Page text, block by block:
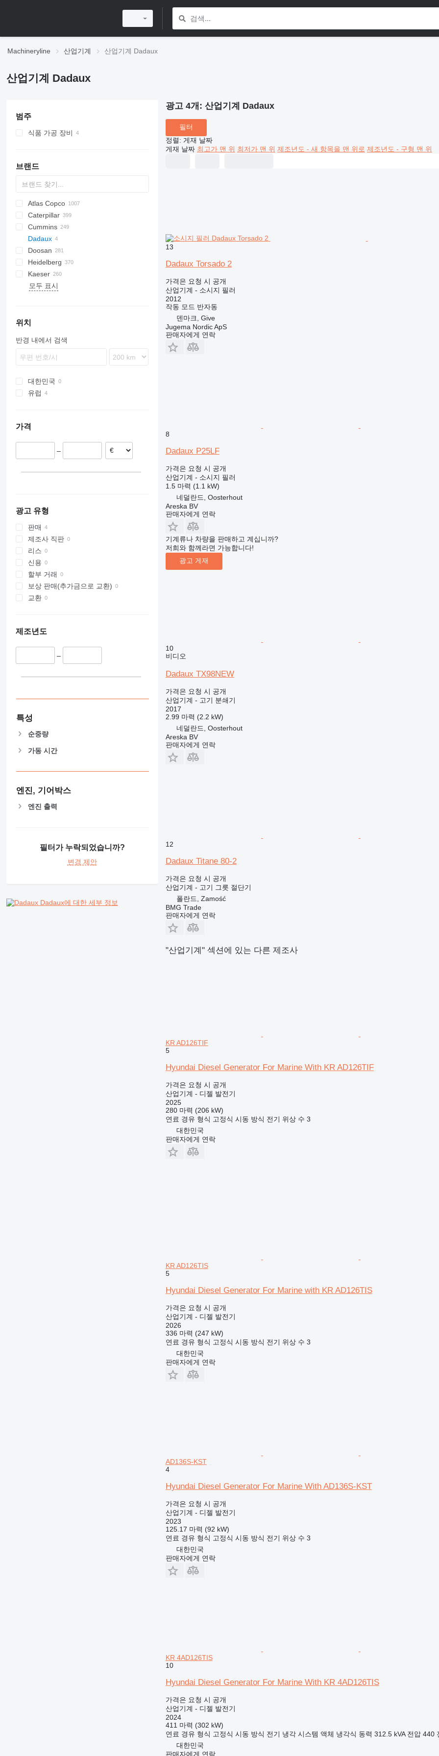
Machineryline 산업기계 산업기계 Dadaux
산업기계 Dadaux
범주
식품 가공 장비
고기 그릇 절단기
브랜드
PDS
APD
AB
Ensis
Pega
VZ
AG3
Atlas Copco
DrillAir
E-Air
GA
LT
QAS
QAX
QEP
XAS
XATS
XAVS
XRHS
XRVS
QAS
W series
XAS
PDP
E-series
G-series
KG
B-series
BM
BW
GFS
VT
Rover
Skipper
PA
Airpure
Britecpure
BySprint Fiber
CK
SR
Caterpillar
120
160
315
320
330
365
G-series
GC
M-series
V-series
CPS
DZ
FZ
Berlingo
Jumper
C-series
DLT
DS
H-series
Cummins
C-series
KTA
CMX
CTX
Dadaux
DMC
DMU
FP
KF
SC
DCA
BF
D-series
F2L912
D-series
S-series
SP
W-series
Doosan
B-series
G-series
AK
DW
DZ
DC
LHF
ORIGO
SJ
TF
VF
VSC
TF
ESE
EZG
SureColor
LBM
P-series
700-series
Concept
FDT
Transit
HB
F-Line
EM
MCM
CTF
V20
VB
DPAS
DPS
DVR
LT
PLD
AKF
ZS
RH
SE
SL
FS
EC
SL
ST
HSLX
TS
Citymaster
VB
VF
103 LO
103 SP
107-20
Heidelberg
GTO
GTP
SM
Stahlfolder
Suprasetter
C-series
U-series
HFW
HYW
A-series
FXS
TS
Kal
Profi
EB
EU
AC
AFC
MC
PJ
SPF
ST
StitchLiner
HKN
VMX
FS
TS
H-series
i-Series
PW
G-series
P-series
1600
550
8010
FC
HF
KR
Kaeser
AS
SM
KKS
KK
Minarc
ZSW
Crambo
KR
D-series
FW
ES
B-series
500
E-series
DTS
LE
K-series
Shark
Junior
MH 400 P
MT
RB
HQR
VTC
Variaxis
Sprinter
LBV
UCP
Big Blue
D-series
Crysta-Apex
Aero
KNC 5 1500
CL
GE
LT
MD
Citoborma
NV
LB
GEH
V-series
OPTImill
S2R
1100 Series
Expert
CH4000
GF
FCA
ES
SM3
AMT
Kangoo
GF2
535
MDVN
SR
Olimpic
J-series
W-series
D-series
Professional
T-10
SSDP
TS
F-series
38K
900
CookieMAK
TW
820
Surfacer
RL
Deco
T-Series
VB
Proace
TNK
X-BOX
X-SOLAR
T 23F
TruLaser
T600
TL
TSC
BFT 90/3
Caddy
840
HK
Compact
G-series
LTN
DF
Hydromat
EBO 68
MZA
W-series
Quickbinder
Versant
LPG
모두 표시
위치
반경 내에서 검색
대한민국
유럽
가격
–
광고 유형
판매
제조사 직판
리스
신용
할부 거래
보상 판매(추가금으로 교환)
교환
제조년도
–
특성
순중량
가동 시간
엔진, 기어박스
엔진 출력
필터가 누락되었습니까?
변경 제안
Dadaux에 대한 세부 정보
광고 4개: 산업기계 Dadaux
필터
정렬: 게재 날짜
게재 날짜 최고가 맨 위 최저가 맨 위 제조년도 - 새 항목을 맨 위로 제조년도 - 구형 맨 위
13
Dadaux Torsado 2
가격은 요청 시 공개
산업기계 - 소시지 필러
2012
작동 모드 반자동
덴마크, Give
Jugema Nordic ApS
판매자에게 연락
8
Dadaux P25LF
가격은 요청 시 공개
산업기계 - 소시지 필러
1.5 마력 (1.1 kW)
네덜란드, Oosterhout
Areska BV
판매자에게 연락
기계류나 차량을 판매하고 계십니까?
저희와 함께라면 가능합니다!
광고 게재
10
비디오
Dadaux TX98NEW
가격은 요청 시 공개
산업기계 - 고기 분쇄기
2017
2.99 마력 (2.2 kW)
네덜란드, Oosterhout
Areska BV
판매자에게 연락
12
Dadaux Titane 80-2
가격은 요청 시 공개
산업기계 - 고기 그릇 절단기
폴란드, Zamość
BMG Trade
판매자에게 연락
"산업기계" 섹션에 있는 다른 제조사
KR AD126TIF
5
Hyundai Diesel Generator For Marine With KR AD126TIF
가격은 요청 시 공개
산업기계 - 디젤 발전기
2025
280 마력 (206 kW)
연료 경유 형식 고정식 시동 방식 전기 위상 수 3
대한민국
판매자에게 연락
KR AD126TIS
5
Hyundai Diesel Generator For Marine with KR AD126TIS
가격은 요청 시 공개
산업기계 - 디젤 발전기
2026
336 마력 (247 kW)
연료 경유 형식 고정식 시동 방식 전기 위상 수 3
대한민국
판매자에게 연락
AD136S-KST
4
Hyundai Diesel Generator For Marine With AD136S-KST
가격은 요청 시 공개
산업기계 - 디젤 발전기
2023
125.17 마력 (92 kW)
연료 경유 형식 고정식 시동 방식 전기 위상 수 3
대한민국
판매자에게 연락
KR 4AD126TIS
10
Hyundai Diesel Generator For Marine With KR 4AD126TIS
가격은 요청 시 공개
산업기계 - 디젤 발전기
2024
411 마력 (302 kW)
연료 경유 형식 고정식 시동 방식 전기 냉각 시스템 액체 냉각식 동력 312.5 kVA 전압 440
대한민국
판매자에게 연락